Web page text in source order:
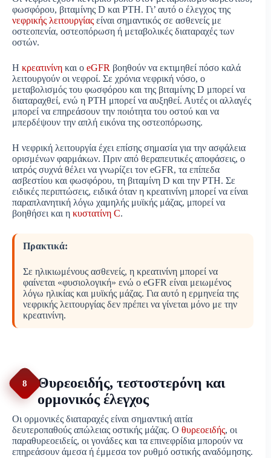
φωσφόρου, βιταμίνης D και PTH. Γι’ αυτό ο έλεγχος της
νεφρικής λειτουργίας είναι σημαντικός σε ασθενείς με
οστεοπενία, οστεοπόρωση ή μεταβολικές διαταραχές των
οστών.
Η κρεατινίνη και ο eGFR βοηθούν να εκτιμηθεί πόσο καλά
λειτουργούν οι νεφροί. Σε χρόνια νεφρική νόσο, ο
μεταβολισμός του φωσφόρου και της βιταμίνης D μπορεί να
διαταραχθεί, ενώ η PTH μπορεί να αυξηθεί. Αυτές οι αλλαγές
μπορεί να επηρεάσουν την ποιότητα του οστού και να
μπερδέψουν την απλή εικόνα της οστεοπόρωσης.
Η νεφρική λειτουργία έχει επίσης σημασία για την ασφάλεια
ορισμένων φαρμάκων. Πριν από θεραπευτικές αποφάσεις, ο
ιατρός συχνά θέλει να γνωρίζει τον eGFR, τα επίπεδα
ασβεστίου και φωσφόρου, τη βιταμίνη D και την PTH. Σε
ειδικές περιπτώσεις, ειδικά όταν η κρεατινίνη μπορεί να είναι
παραπλανητική λόγω χαμηλής μυϊκής μάζας, μπορεί να
βοηθήσει και η κυστατίνη C.
Πρακτικά:
Σε ηλικιωμένους ασθενείς, η κρεατινίνη μπορεί να
φαίνεται «φυσιολογική» ενώ ο eGFR είναι μειωμένος
λόγω ηλικίας και μυϊκής μάζας. Για αυτό η ερμηνεία της
νεφρικής λειτουργίας δεν πρέπει να γίνεται μόνο με την
κρεατινίνη.
8
Θυρεοειδής, τεστοστερόνη και
ορμονικός έλεγχος
Οι ορμονικές διαταραχές είναι σημαντική αιτία
δευτεροπαθούς απώλειας οστικής μάζας. Ο θυρεοειδής, οι
παραθυρεοειδείς, οι γονάδες και τα επινεφρίδια μπορούν να
επηρεάσουν άμεσα ή έμμεσα τον ρυθμό οστικής αναδόμησης.